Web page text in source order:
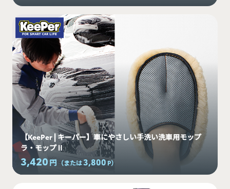
【KeePer | キーパー】車にやさしい手洗い洗車用モップ
ラ・モップⅡ
3,420 円（または3,800P）